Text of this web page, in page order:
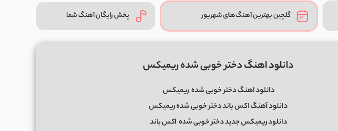
گلچین بهترین آهنگ‌های شهریور پخش رایگان آهنگ شما
دانلود اهنگ دختر خوبی شده ریمیکس
دانلود اهنگ دختر خوبی شده ریمیکس
دانلود آهنگ اکس باند دختر خوبی شده ریمیکس
دانلود ریمیکس جدید دختر خوبی شده اکس باند